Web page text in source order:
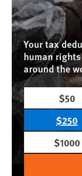
Your tax
human
around the
$50
$250
$1000